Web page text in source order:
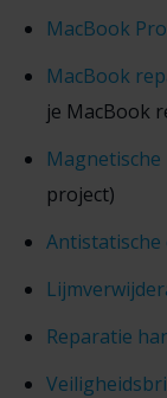
MacBook
MacBook
je MacBook
project)
Antistatische
Reparatie